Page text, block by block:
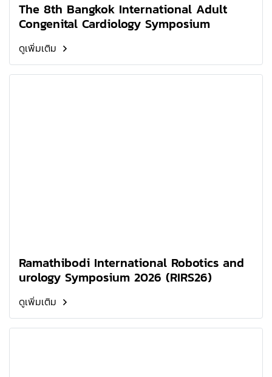
The 8th Bangkok International Adult
Congenital Cardiology Symposium
ดูเพิ่มเติม
Ramathibodi International Robotics and
urology Symposium 2026 (RIRS26)
ดูเพิ่มเติม